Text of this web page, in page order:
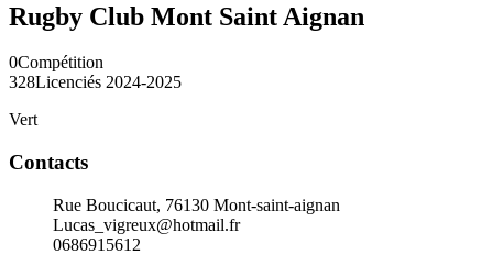
Rugby Club Mont Saint Aignan
0Compétition
328Licenciés 2024-2025
Vert
Contacts
Rue Boucicaut, 76130 Mont-saint-aignan
Lucas_vigreux@hotmail.fr
0686915612